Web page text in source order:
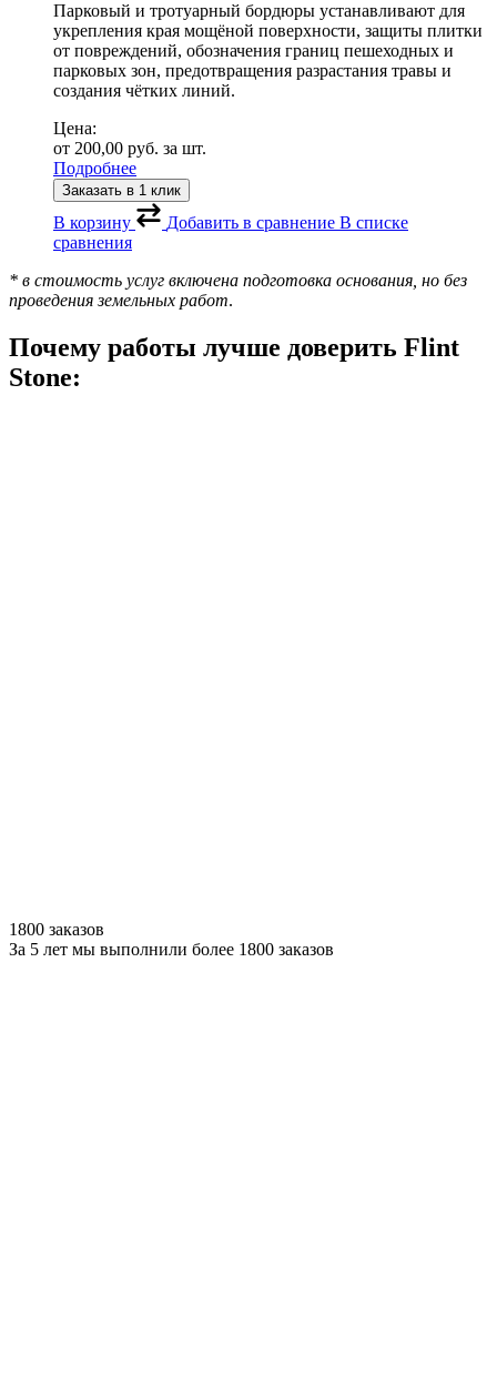
Парковый и тротуарный бордюры устанавливают для
укрепления края мощёной поверхности, защиты плитки
от повреждений, обозначения границ пешеходных и
парковых зон, предотвращения разрастания травы и
создания чётких линий.
Цена:
от 200,00 руб. за шт.
Подробнее
Заказать в 1 клик
В корзину Добавить в сравнение В списке
сравнения
* в стоимость услуг включена подготовка основания, но без
проведения земельных работ.
Почему работы лучше доверить Flint
Stone:
1800 заказов
За 5 лет мы выполнили более 1800 заказов